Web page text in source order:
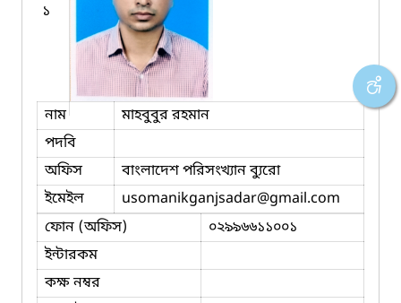
১
নাম
মাহবুবুর রহমান
পদবি
অফিস
বাংলাদেশ পরিসংখ্যান ব্যুরো
ইমেইল
usomanikganjsadar@gmail.com
ফোন (অফিস)
০২৯৯৬৬১১০০১
ইন্টারকম
কক্ষ নম্বর